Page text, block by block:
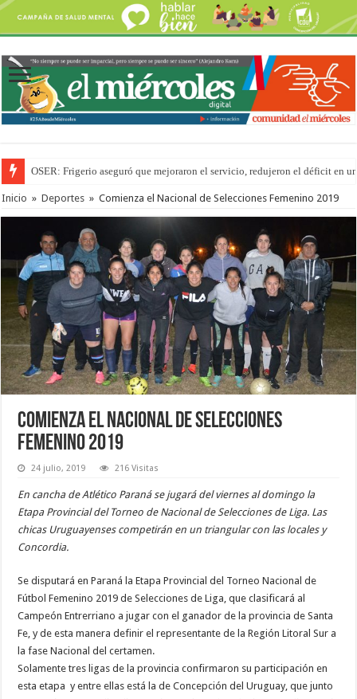
OSER: Frigerio aseguró que mejoraron el servicio, redujeron el déficit en
Inicio » Deportes » Comienza el Nacional de Selecciones Femenino 2019
Comienza el Nacional de Selecciones
Femenino 2019
24 julio, 2019 216 Visitas
En cancha de Atlético Paraná se jugará del viernes al domingo la
Etapa Provincial del Torneo de Nacional de Selecciones de Liga. Las
chicas Uruguayenses competirán en un triangular con las locales y
Concordia.
Se disputará en Paraná la Etapa Provincial del Torneo Nacional de
Fútbol Femenino 2019 de Selecciones de Liga, que clasificará al
Campeón Entrerriano a jugar con el ganador de la provincia de Santa
Fe, y de esta manera definir el representante de la Región Litoral Sur a
la fase Nacional del certamen.
Solamente tres ligas de la provincia confirmaron su participación en
esta etapa y entre ellas está la de Concepción del Uruguay, que junto